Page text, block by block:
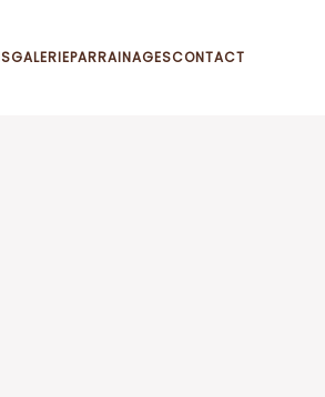
GALERIEPARRAINAGESCONTACT